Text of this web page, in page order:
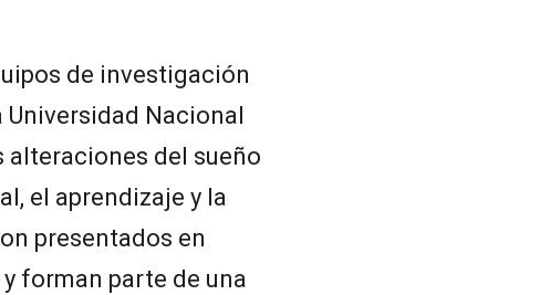
de investigación
Nacional
alteraciones del sueño
el aprendizaje y la
presentados en
forman parte de una